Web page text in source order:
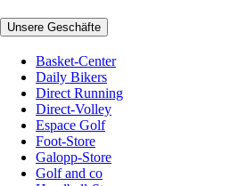
Unsere Geschäfte
Basket-Center
Daily Bikers
Direct Running
Direct-Volley
Espace Golf
Foot-Store
Galopp-Store
Golf and co